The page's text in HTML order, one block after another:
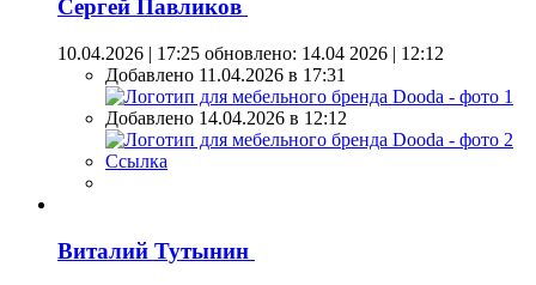
Сергей Павликов
10.04.2026 | 17:25 обновлено: 14.04 2026 | 12:12
Добавлено 11.04.2026 в 17:31
Добавлено 14.04.2026 в 12:12
Ссылка
Виталий Тутынин